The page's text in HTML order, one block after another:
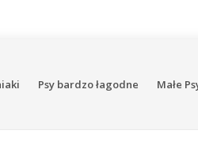
Psy bardzo łagodne Małe